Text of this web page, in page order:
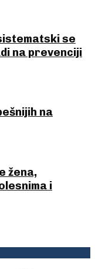
se
na prevenciji
na
žena,
i